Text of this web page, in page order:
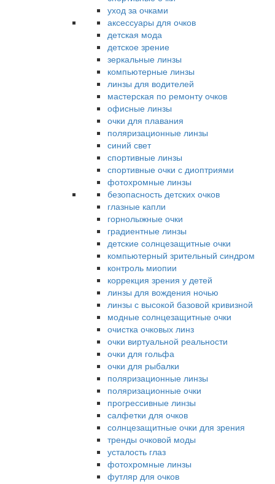
уход за очками
аксессуары для очков
детская мода
детское зрение
зеркальные линзы
компьютерные линзы
линзы для водителей
мастерская по ремонту очков
офисные линзы
очки для плавания
поляризационные линзы
синий свет
спортивные линзы
спортивные очки с диоптриями
фотохромные линзы
безопасность детских очков
глазные капли
горнолыжные очки
градиентные линзы
детские солнцезащитные очки
компьютерный зрительный синдром
контроль миопии
коррекция зрения у детей
линзы для вождения ночью
линзы с высокой базовой кривизной
модные солнцезащитные очки
очистка очковых линз
очки виртуальной реальности
очки для гольфа
очки для рыбалки
поляризационные линзы
поляризационные очки
прогрессивные линзы
салфетки для очков
солнцезащитные очки для зрения
тренды очковой моды
усталость глаз
фотохромные линзы
футляр для очков